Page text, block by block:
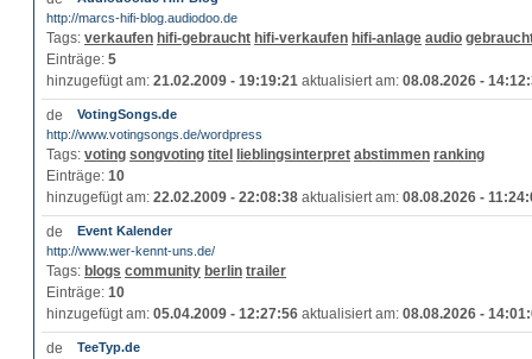
http://marcs-hifi-blog.audiodoo.de
Tags: verkaufen hifi-gebraucht hifi-verkaufen hifi-anlage audio
Einträge: 5
hinzugefügt am: 21.02.2009 - 19:19:21 aktualisiert am: 08.08.2026 -
VotingSongs.de
http://www.votingsongs.de/wordpress
Tags: voting songvoting titel lieblingsinterpret abstimmen ranking
Einträge: 10
hinzugefügt am: 22.02.2009 - 22:08:38 aktualisiert am: 08.08.2026 -
Event Kalender
http://www.wer-kennt-uns.de/
Tags: blogs community berlin trailer
Einträge: 10
hinzugefügt am: 05.04.2009 - 12:27:56 aktualisiert am: 08.08.2026 -
TeeTyp.de